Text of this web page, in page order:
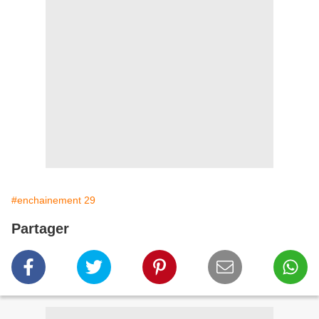
#enchainement 29
Partager